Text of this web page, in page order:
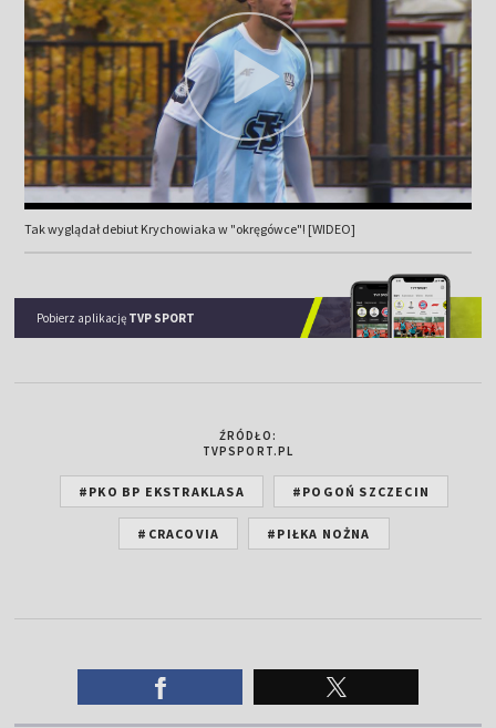
Tak wyglądał debiut Krychowiaka w "okręgówce"! [WIDEO]
Pobierz aplikację TVP SPORT
ŹRÓDŁO:
TVPSPORT.PL
#PKO BP EKSTRAKLASA #POGOŃ SZCZECIN
#CRACOVIA #PIŁKA NOŻNA